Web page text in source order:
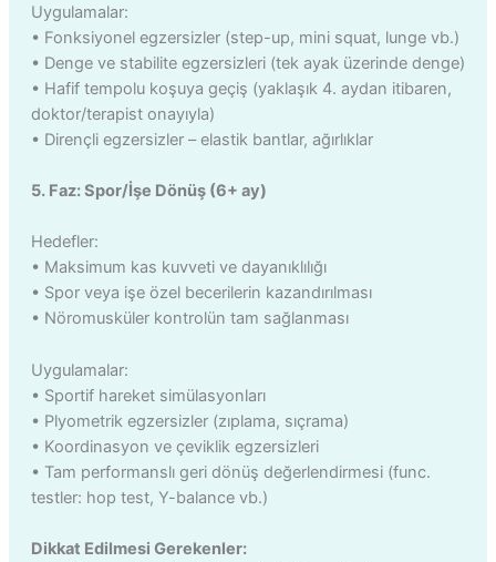
Uygulamalar:
• Fonksiyonel egzersizler (step-up, mini squat, lunge vb.)
• Denge ve stabilite egzersizleri (tek ayak üzerinde denge)
• Hafif tempolu koşuya geçiş (yaklaşık 4. aydan itibaren,
doktor/terapist onayıyla)
• Dirençli egzersizler – elastik bantlar, ağırlıklar
5. Faz: Spor/İşe Dönüş (6+ ay)
Hedefler:
• Maksimum kas kuvveti ve dayanıklılığı
• Spor veya işe özel becerilerin kazandırılması
• Nöromusküler kontrolün tam sağlanması
Uygulamalar:
• Sportif hareket simülasyonları
• Plyometrik egzersizler (zıplama, sıçrama)
• Koordinasyon ve çeviklik egzersizleri
• Tam performanslı geri dönüş değerlendirmesi (func.
testler: hop test, Y-balance vb.)
Dikkat Edilmesi Gerekenler: